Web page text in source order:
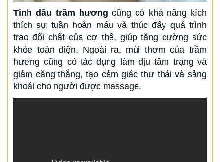
Tinh dầu trầm hương cũng có khả năng kích
thích sự tuần hoàn máu và thúc đẩy quá trình
trao đổi chất của cơ thể, giúp tăng cường sức
khỏe toàn diện. Ngoài ra, mùi thơm của trầm
hương cũng có tác dụng làm dịu tâm trạng và
giảm căng thẳng, tạo cảm giác thư thái và sảng
khoái cho người được massage.